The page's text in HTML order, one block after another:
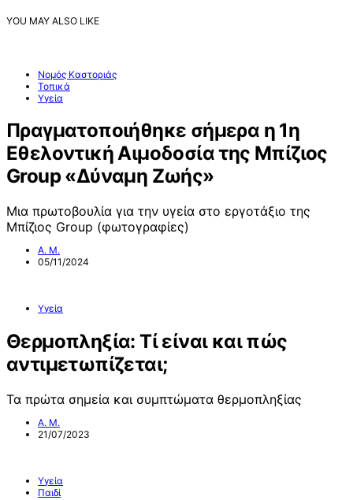
YOU MAY ALSO LIKE
Νομός Καστοριάς
Τοπικά
Υγεία
Πραγματοποιήθηκε σήμερα η 1η
Εθελοντική Αιμοδοσία της Μπίζιος
Group «Δύναμη Ζωής»
Μια πρωτοβουλία για την υγεία στο εργοτάξιο της
Μπίζιος Group (φωτογραφίες)
Α. Μ.
05/11/2024
Υγεία
Θερμοπληξία: Τί είναι και πώς
αντιμετωπίζεται;
Τα πρώτα σημεία και συμπτώματα θερμοπληξίας
Α. Μ.
21/07/2023
Υγεία
Παιδί